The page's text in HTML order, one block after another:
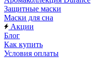
Защитные маски
Маски для сна
Акции
Блог
Как купить
Условия оплаты